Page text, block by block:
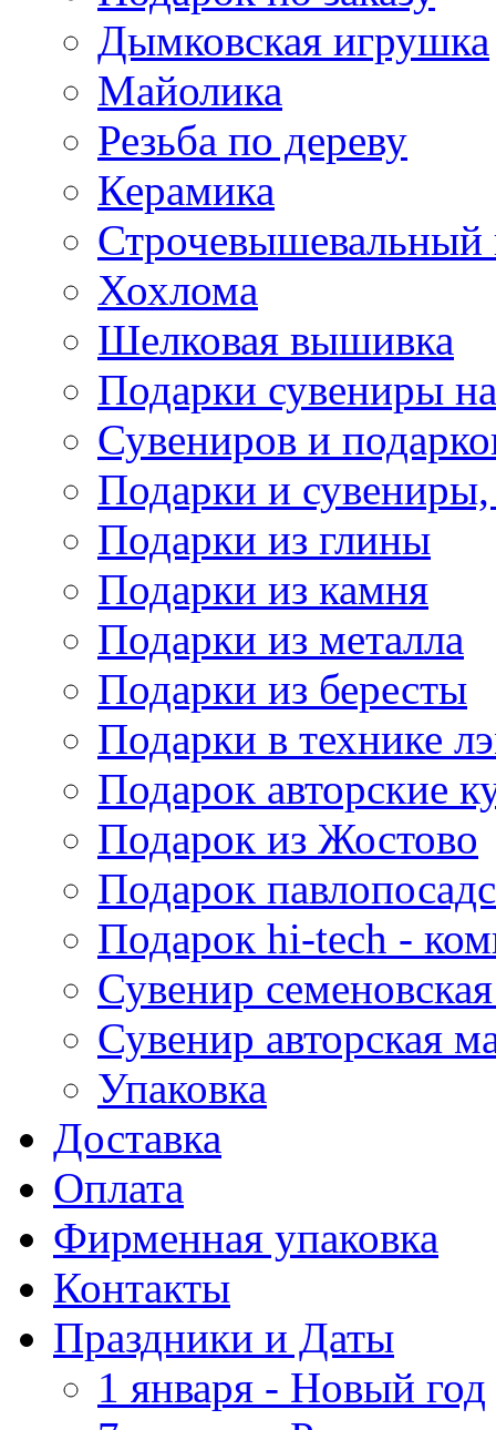
Дымковская игрушка
Майолика
Резьба по дереву
Керамика
Хохлома
Шелковая вышивка
Подарки сувениры
Сувениров и
Подарки и сувениры,
Подарки из глины
Подарки из камня
Подарки из металла
Подарки из бересты
Подарки в технике
Подарок авторские
Подарок из Жостово
Подарок
Подарок hi-tech -
Сувенир
Сувенир авторская
Упаковка
Доставка
Оплата
Фирменная упаковка
Контакты
Праздники и Даты
1 января - Новый год